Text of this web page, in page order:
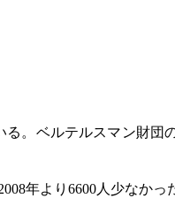
。ベルテルスマン財団
年より 6600人少なかっ